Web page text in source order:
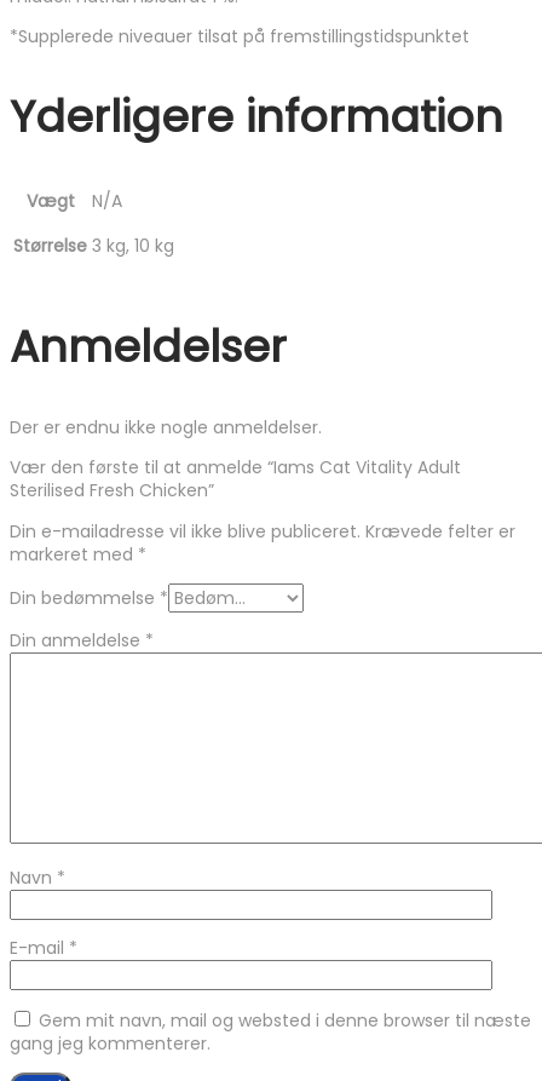
*Supplerede niveauer tilsat på fremstillingstidspunktet
Yderligere information
Vægt
N/A
Størrelse 3 kg, 10 kg
Anmeldelser
Der er endnu ikke nogle anmeldelser.
Vær den første til at anmelde “Iams Cat Vitality Adult
Sterilised Fresh Chicken”
Din e-mailadresse vil ikke blive publiceret. Krævede felter er
markeret med *
Din bedømmelse *
Din anmeldelse *
Navn *
E-mail *
Gem mit navn, mail og websted i denne browser til næste
gang jeg kommenterer.